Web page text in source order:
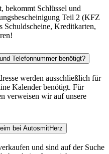
bekommt Schlüssel und
Teil 2 (KFZ
Schuldscheine, Kreditkarten,
Telefonnummer benötigt?
werden ausschließlich für
Kalender benötigt. Für
verweisen wir auf unsere
bei AutosmitHerz
und sind auf der Suche